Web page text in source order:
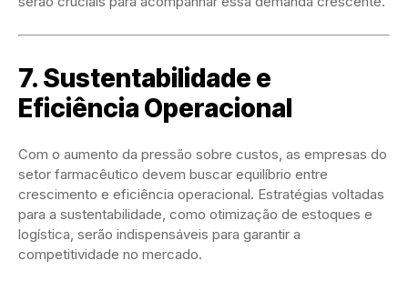
7. Sustentabilidade e
Eficiência Operacional
Com o aumento da pressão sobre custos, as empresas do
setor farmacêutico devem buscar equilíbrio entre
crescimento e eficiência operacional. Estratégias voltadas
para a sustentabilidade, como otimização de estoques e
logística, serão indispensáveis para garantir a
competitividade no mercado.